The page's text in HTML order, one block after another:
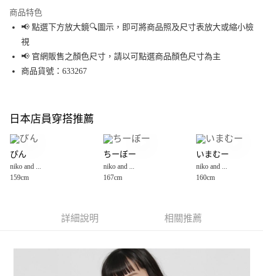
Apple Pay
街口支付
悠遊付
全盈+PAY
大哥付你分期
【大哥付你分期使用說明】
1.本服務由台灣大哥大提供，台灣大哥大用戶可立即使用無須另外申請。
2.付款方式選擇「大哥付你分期」，訂單成立後會自動跳轉到大哥付的交易
3.實際核准額度、可分期數及費用金額請依後續交易確認頁面所載為準。
4.訂單成立30分鐘內，如未前往確認交易或遇審核未通過，訂單將自動取
1.分期款項不併入電信帳單，「大哥付你分期」於每月結算日後寄送繳費提
AFTEE先享後付
３．安心：先確認商品／服務後，再付款。
【「AFTEE先享後付」結帳流程】
每筆NT$80，滿NT$888(含以上)免運費
商品特色
📢 點選下方放大鏡🔍圖示，即可將商品照及尺寸表放大或縮小檢
視
📢 官網販售之顏色尺寸，請以可點選商品顏色尺寸為主
商品貨號：633267
日本店員穿搭推薦
ぴん
niko and ...
159cm
ちーぼー
niko and ...
167cm
いまむー
niko and ...
160cm
詳細說明 相關推薦